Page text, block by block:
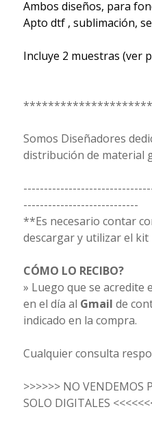
Ambos diseños, para
Apto dtf , sublimación,
Incluye 2 muestras (ver
Somos Diseñadores
distribución de material
----------------------------
**Es necesario contar
descargar y utilizar el kit
CÓMO LO RECIBO?
» Luego que se acredite
en el día al Gmail de
indicado en la compra.
Cualquier consulta
>>>>>> NO VENDEMOS
SOLO DIGITALES